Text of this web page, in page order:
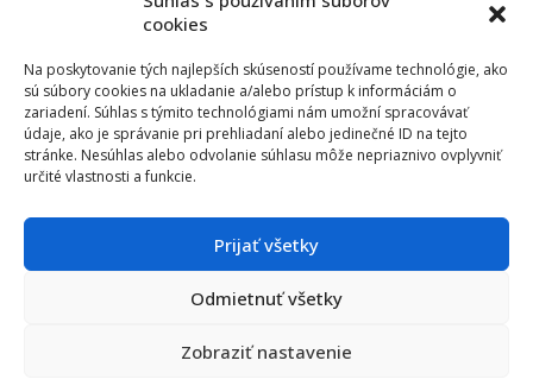
cookies
Na poskytovanie tých najlepších skúseností používame technológie, ako
sú súbory cookies na ukladanie a/alebo prístup k informáciám o
zariadení. Súhlas s týmito technológiami nám umožní spracovávať
údaje, ako je správanie pri prehliadaní alebo jedinečné ID na tejto
stránke. Nesúhlas alebo odvolanie súhlasu môže nepriaznivo ovplyvniť
určité vlastnosti a funkcie.
Prijať všetky
Odmietnuť všetky
Zobraziť nastavenie
FEVA Slovakia SK s.r.o.
831 04 Bratislava
IČO: 50922688
DIČ: 2120539388
IČ DPH: SK2120539388
Po – Pia: 8:00 – 16:30